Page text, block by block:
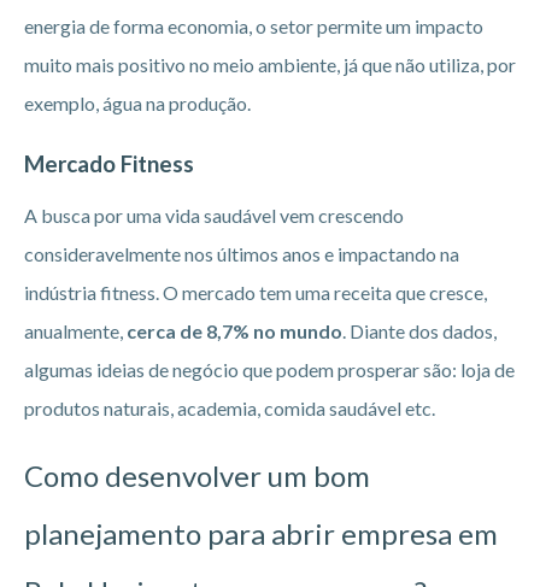
energia de forma economia, o setor permite um impacto
muito mais positivo no meio ambiente, já que não utiliza, por
exemplo, água na produção.
Mercado Fitness
A busca por uma vida saudável vem crescendo
consideravelmente nos últimos anos e impactando na
indústria fitness. O mercado tem uma receita que cresce,
anualmente, cerca de 8,7% no mundo . Diante dos dados,
algumas ideias de negócio que podem prosperar são: loja de
produtos naturais, academia, comida saudável etc.
Como desenvolver um bom
planejamento para abrir empresa em